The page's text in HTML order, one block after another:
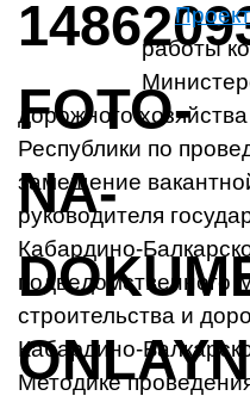
работы
дорожного
Республики по
замещение
руководителя
Кабардино-
подведомственного
строительства и
Кабардино-
Методике